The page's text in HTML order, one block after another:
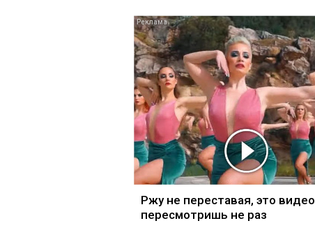
Ржу не переставая, это видео
пересмотришь не раз